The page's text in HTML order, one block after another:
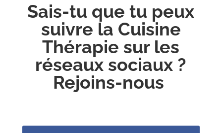
Sais-tu que tu peux
suivre la Cuisine
Thérapie sur les
réseaux sociaux ?
Rejoins-nous